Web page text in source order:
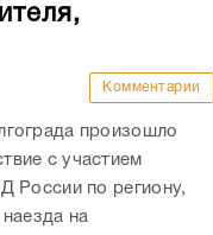
Комментарии
произошло
с участием
России по региону,
на